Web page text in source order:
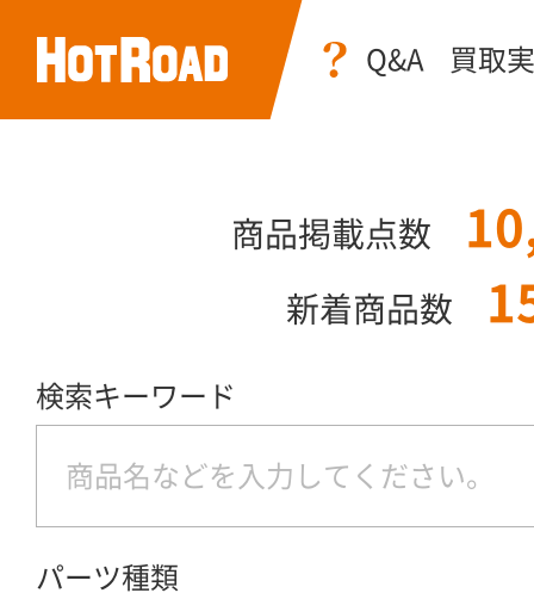
Q&A 買取
商品掲載点数
新着商品数
検索キーワード
パーツ種類